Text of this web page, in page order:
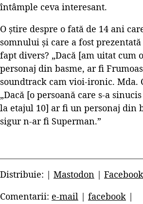
întâmple ceva interesant.
O știre despre o fată de 14 ani
somnului și care a fost
fapt divers? „Dacă [am uitat cum
personaj din basme, ar fi
soundtrack cam vioi-ironic. Mda.
„Dacă [o persoană care s-a
la etajul 10] ar fi un personaj din
sigur n-ar fi Superman.”
Distribuie: | Mastodon | Facebook
Comentarii: e-mail | facebook |